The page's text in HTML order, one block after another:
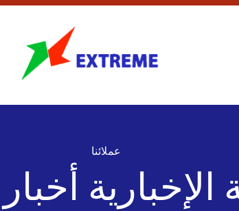
عملائنا
الإخبارية